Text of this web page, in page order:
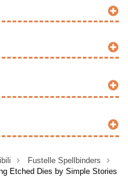
>
Fustelle Spellbinders
Etched Dies by Simple Stories